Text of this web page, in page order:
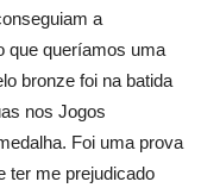
a
que queríamos uma
bronze foi na batida
nos Jogos
Foi uma prova
ter me prejudicado